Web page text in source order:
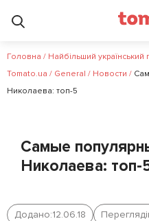
Головна / Найбільший
Tomato.ua / General / Новости /
Николаева: топ-5
Cамые
Николаева: топ-
Додано:12.06.18